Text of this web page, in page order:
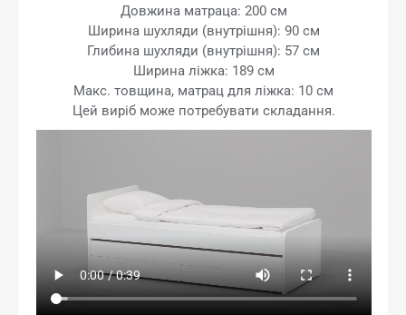
Довжина матраца: 200 см
Ширина шухляди (внутрішня): 90 см
Глибина шухляди (внутрішня): 57 см
Ширина ліжка: 189 см
Макс. товщина, матрац для ліжка: 10 см
Цей виріб може потребувати складання.